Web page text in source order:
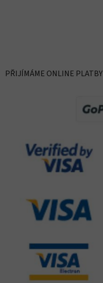
PŘIJÍMÁME ONLINE PLATBY